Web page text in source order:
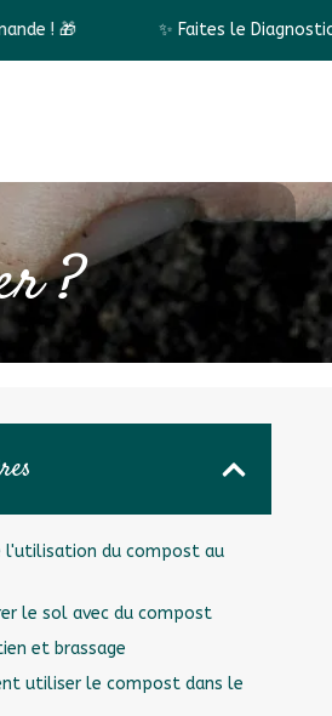
✨ Faites le Diagnostic végétal et
?
l'utilisation du compost au
le sol avec du compost
et brassage
utiliser le compost dans le